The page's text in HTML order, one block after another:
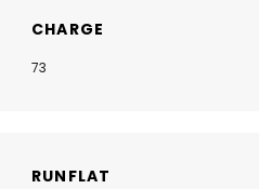
CHARGE
73
RUNFLAT